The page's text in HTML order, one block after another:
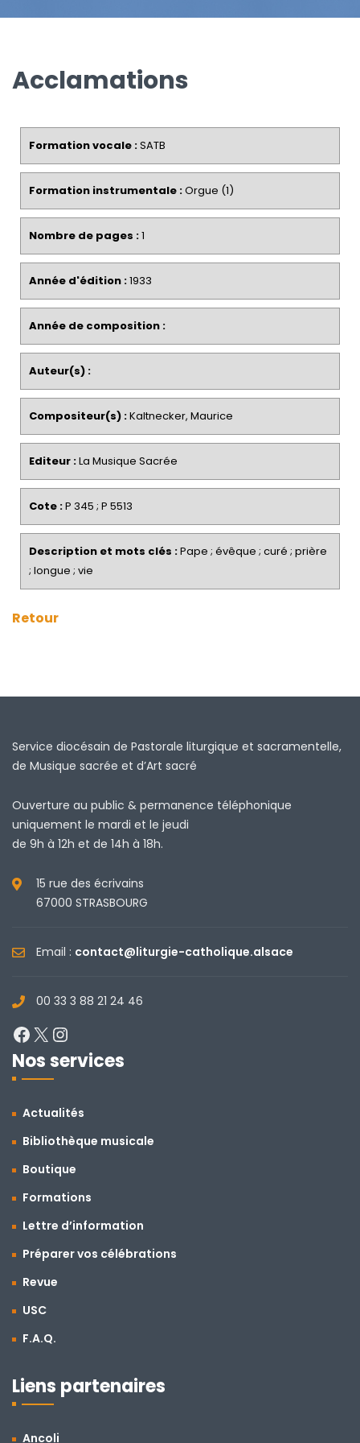
Acclamations
Formation vocale :SATB
Formation instrumentale :Orgue (1)
Nombre de pages :1
Année d'édition :1933
Année de composition :
Auteur(s) :
Compositeur(s) :Kaltnecker, Maurice
Editeur :La Musique Sacrée
Cote :P 345 ; P 5513
Description et mots clés :Pape ; évêque ; curé ; prière
; longue ; vie
Retour
Service diocésain de Pastorale liturgique et sacramentelle,
de Musique sacrée et d’Art sacré
Ouverture au public & permanence téléphonique
uniquement le mardi et le jeudi
de 9h à 12h et de 14h à 18h.
15 rue des écrivains
67000 STRASBOURG
Email : contact@liturgie-catholique.alsace
00 33 3 88 21 24 46
Facebook
X
Nos services
Actualités
Bibliothèque musicale
Boutique
Formations
Lettre d’information
Préparer vos célébrations
Revue
USC
F.A.Q.
Liens partenaires
Ancoli